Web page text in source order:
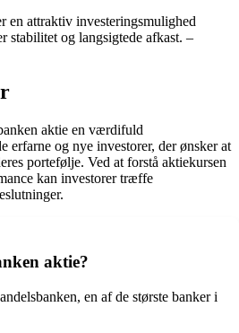
en attraktiv investeringsmulighed
stabilitet og langsigtede afkast. –
aktie en værdifuld
erfarne og nye investorer, der ønsker at
portefølje. Ved at forstå aktiekursen
kan investorer træffe
aktie?
en af de største banker i